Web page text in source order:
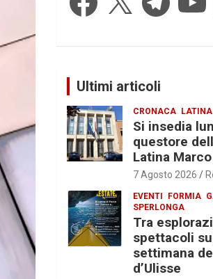
Ultimi articoli
CRONACA LATINA
Si insedia
questore
Latina
7 Agosto 2026
EVENTI FORMIA
SPERLONGA
Tra
spettacoli
settimana
d’Ulisse